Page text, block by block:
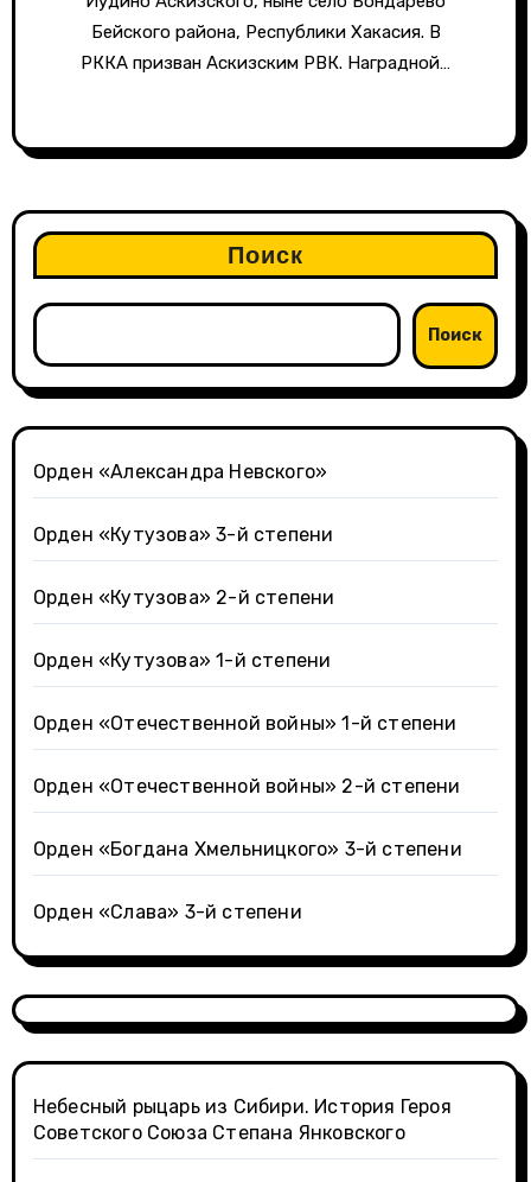
Бейского района, Республики Хакасия. В
РККА призван Аскизским РВК. Наградной…
Поиск
Поиск
Орден «Александра Невского»
Орден «Кутузова» 3-й степени
Орден «Кутузова» 2-й степени
Орден «Кутузова» 1-й степени
Орден «Отечественной войны» 1-й степени
Орден «Отечественной войны» 2-й степени
Орден «Богдана Хмельницкого» 3-й степени
Орден «Слава» 3-й степени
Небесный рыцарь из Сибири. История Героя
Советского Союза Степана Янковского